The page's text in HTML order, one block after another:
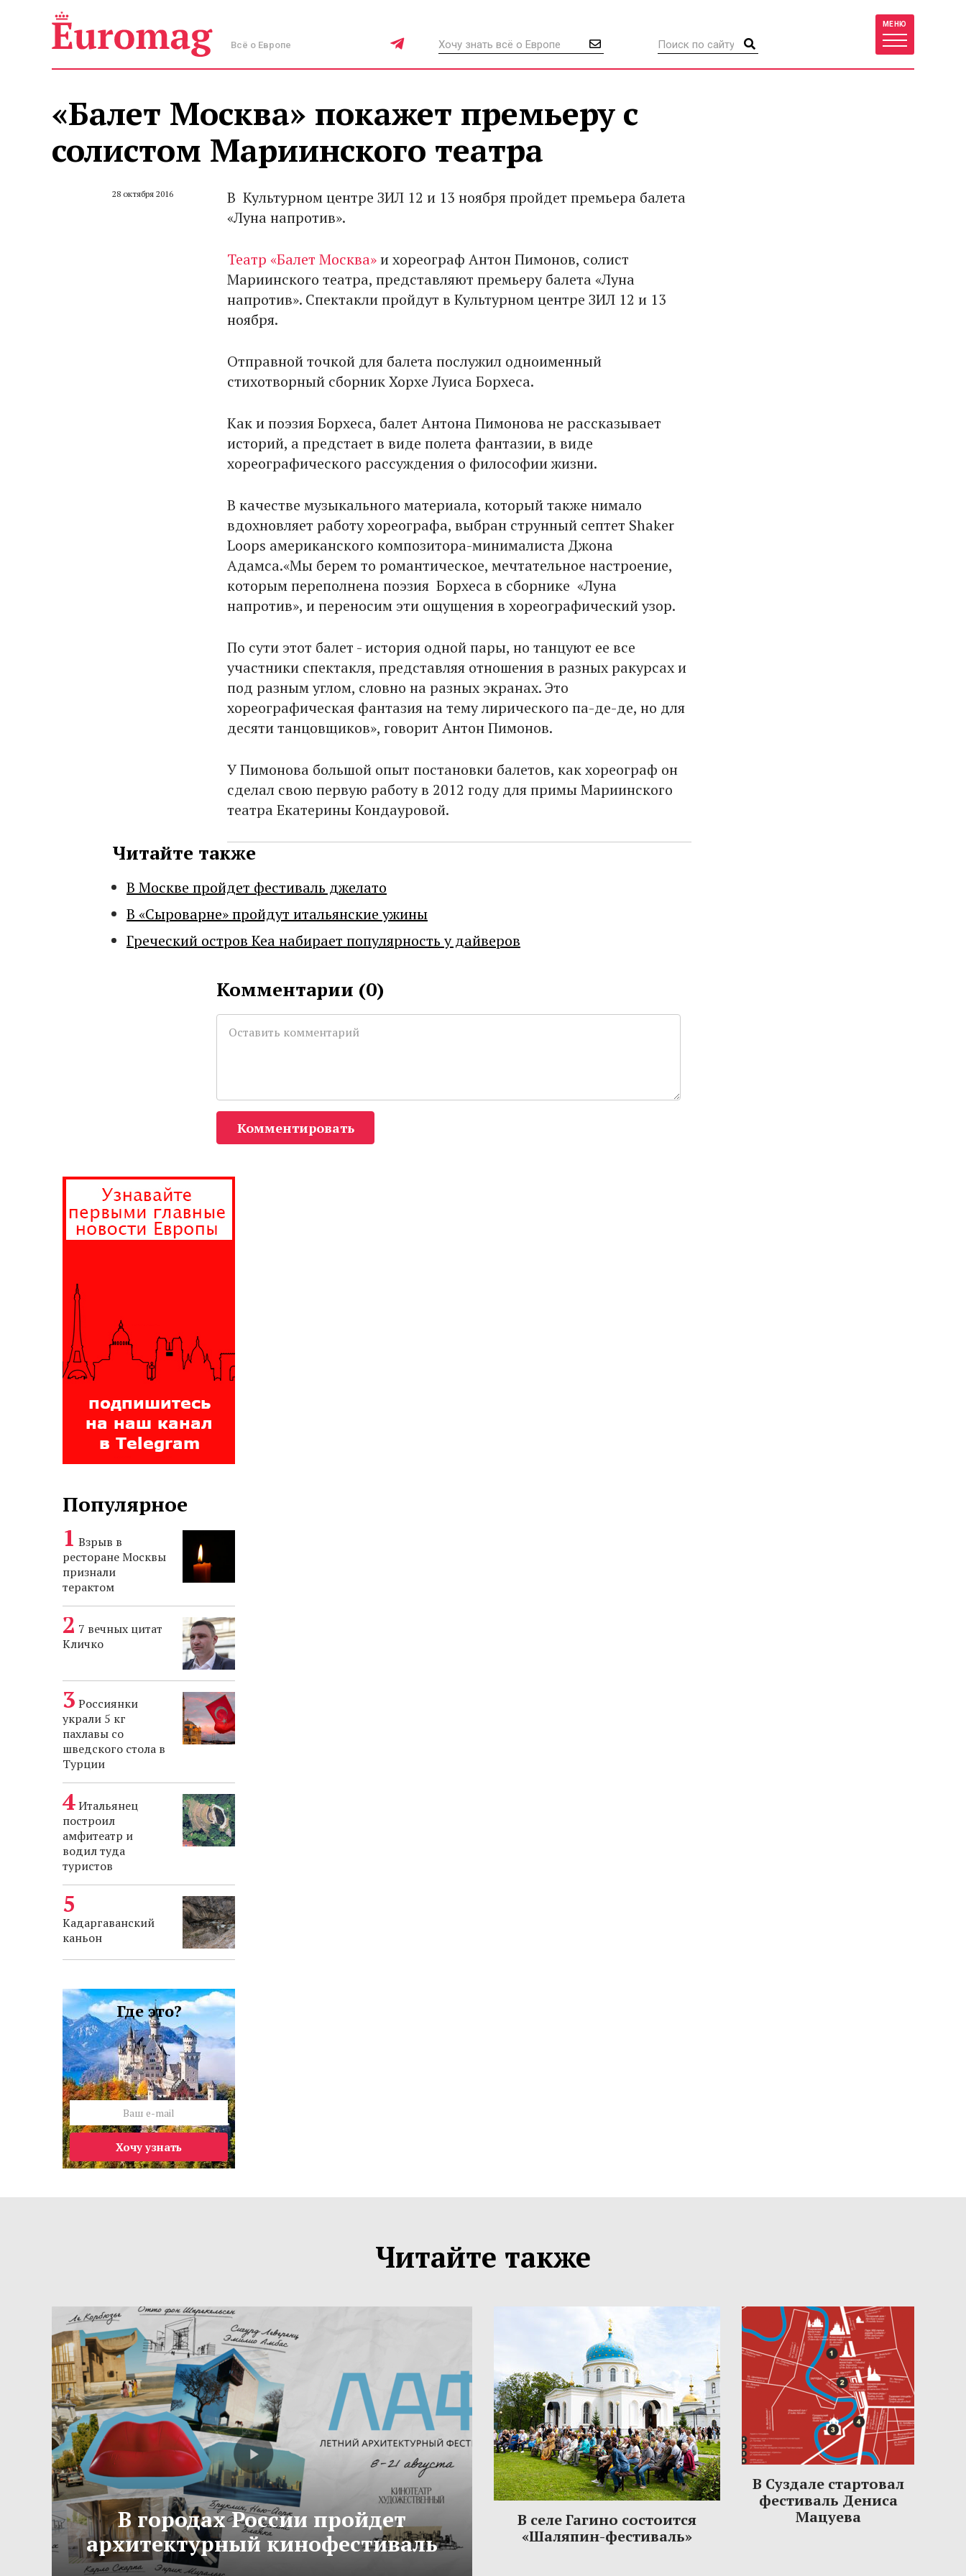
Всё о Европе
МЕНЮ
«Балет Москва» покажет премьеру с
солистом Мариинского театра
28 октября 2016
В Культурном центре ЗИЛ 12 и 13 ноября пройдет премьера балета
«Луна напротив».
Театр «Балет Москва»и хореограф Антон Пимонов, солист
Мариинского театра, представляют премьеру балета «Луна
напротив». Спектакли пройдут в Культурном центре ЗИЛ 12 и 13
ноября.
Отправной точкой для балета послужил одноименный
стихотворный сборник Хорхе Луиса Борхеса.
Как и поэзия Борхеса, балет Антона Пимонова не рассказывает
историй, а предстает в виде полета фантазии, в виде
хореографического рассуждения о философии жизни.
В качестве музыкального материала, который также нимало
вдохновляет работу хореографа, выбран струнный септет Shaker
Loops американского композитора-минималиста Джона
Адамса.«Мы берем то романтическое, мечтательное настроение,
которым переполнена поэзия Борхеса в сборнике «Луна
напротив», и переносим эти ощущения в хореографический узор.
По сути этот балет - история одной пары, но танцуют ее все
участники спектакля, представляя отношения в разных ракурсах и
под разным углом, словно на разных экранах. Это
хореографическая фантазия на тему лирического па-де-де, но для
десяти танцовщиков», говорит Антон Пимонов.
У Пимонова большой опыт постановки балетов, как хореограф он
сделал свою первую работу в 2012 году для примы Мариинского
театра Екатерины Кондауровой.
Читайте также
В Москве пройдет фестиваль джелато
В «Сыроварне» пройдут итальянские ужины
Греческий остров Кеа набирает популярность у дайверов
Комментарии (0)
Комментировать
Популярное
Взрыв в
ресторане Москвы
признали
терактом
7 вечных цитат
Кличко
Россиянки
украли 5 кг
пахлавы со
шведского стола в
Турции
Итальянец
построил
амфитеатр и
водил туда
туристов
Кадаргаванский
каньон
Где это?
Хочу узнать
Читайте также
В городах России пройдет
архитектурный кинофестиваль
В селе Гагино состоится
«Шаляпин-фестиваль»
В Суздале стартовал
фестиваль Дениса
Мацуева